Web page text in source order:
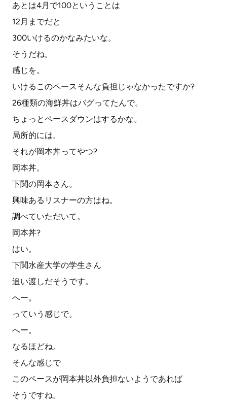
あとは4月で100ということは
12月までだと
300いけるのかなみたいな。
そうだね。
感じを。
いけるこのペースそんな負担じゃなかったですか?
26種類の海鮮丼はバグってたんで。
ちょっとペースダウンはするかな。
局所的には。
それが岡本丼ってやつ?
岡本丼。
下関の岡本さん。
興味あるリスナーの方はね。
調べていただいて。
岡本丼?
はい。
下関水産大学の学生さん
追い渡しだそうです。
へー。
っていう感じで。
へー。
なるほどね。
そんな感じで
このペースが岡本丼以外負担ないようであれば
そうですね。